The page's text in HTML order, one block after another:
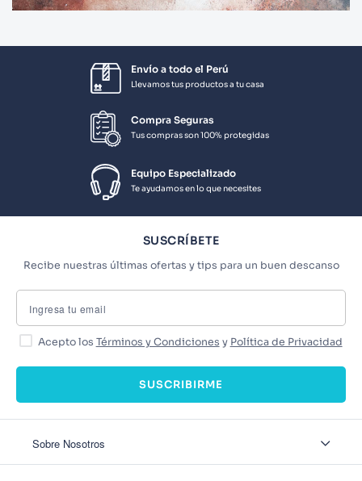
Envío a todo el Perú
Llevamos tus productos a tu casa
Compra Seguras
Tus compras son 100% protegidas
Equipo Especializado
Te ayudamos en lo que necesites
SUSCRÍBETE
Recibe nuestras últimas ofertas y tips para un buen descanso
Acepto los Términos y Condiciones y Política de Privacidad
SUSCRIBIRME
Sobre Nosotros